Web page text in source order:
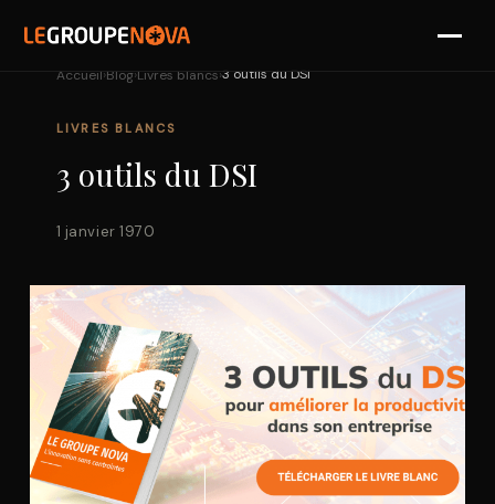
PARTENAIRES
DIAGNOSTIC
Accueil›Blog›Livres blancs›3 outils du DSI
LIVRES BLANCS
3 outils du DSI
1 janvier 1970